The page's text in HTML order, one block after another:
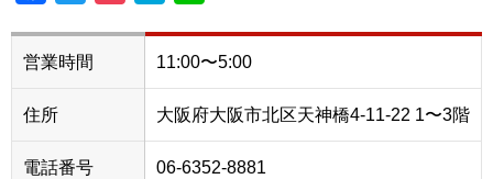
営業時間 11:00〜5:00
住所 大阪府大阪市北区天神橋4-11-22 1〜3階
電話番号 06-6352-8881